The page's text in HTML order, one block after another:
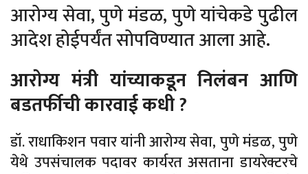
आरोग्य सेवा, पुणे मंडळ, पुणे यांचेकडे पुढील
आदेश होईपर्यंत सोपविण्यात आला आहे.
आरोग्य मंत्री यांच्याकडून निलंबन आणि
बडतर्फीची कारवाई कधी ?
डॉ. राधाकिशन पवार यांनी आरोग्य सेवा, पुणे मंडळ, पुणे
येथे उपसंचालक पदावर कार्यरत असताना डायरेक्टरचे